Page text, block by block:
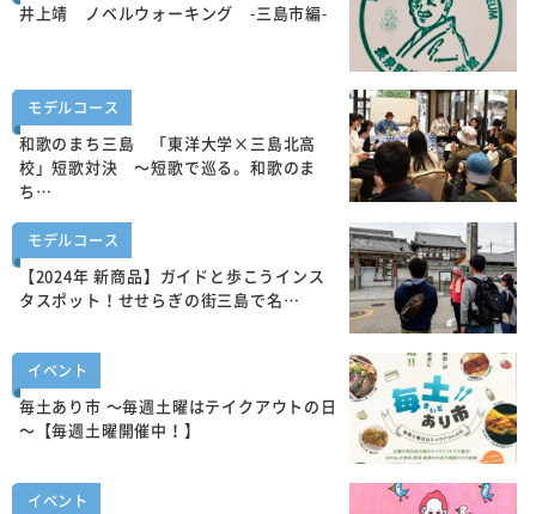
井上靖 ノベルウォーキング -三島市編-
モデルコース
和歌のまち三島 「東洋大学×三島北高
校」短歌対決 ～短歌で巡る。和歌のま
ち…
モデルコース
【2024年 新商品】ガイドと歩こうインス
タスポット！せせらぎの街三島で名…
イベント
毎土あり市 ～毎週土曜はテイクアウトの日
～【毎週土曜開催中！】
イベント